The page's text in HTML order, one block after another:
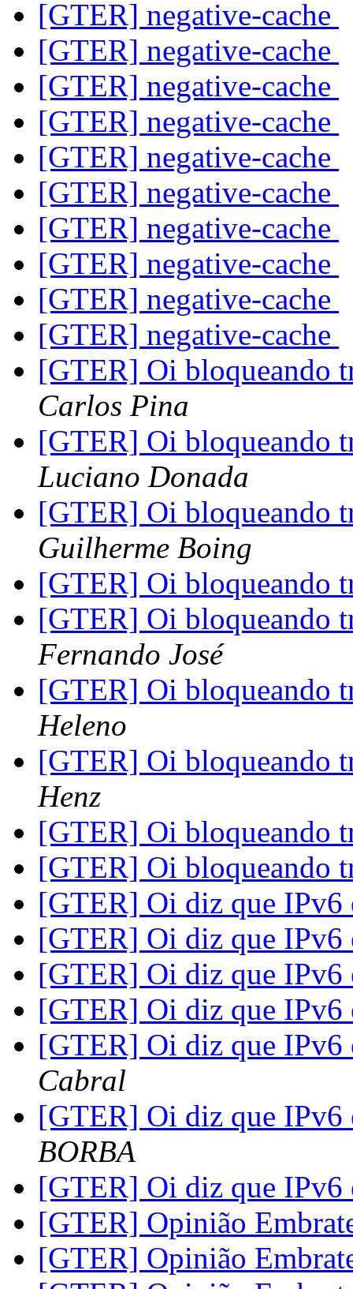
[GTER] negative-cache
[GTER] negative-cache
[GTER] negative-cache
[GTER] negative-cache
[GTER] negative-cache
[GTER] negative-cache
[GTER] negative-cache
[GTER] negative-cache
[GTER] negative-cache
[GTER] negative-cache
[GTER] Oi bloqueando
Carlos Pina
[GTER] Oi bloqueando
Luciano Donada
[GTER] Oi bloqueando
Guilherme Boing
[GTER] Oi bloqueando
[GTER] Oi bloqueando
Fernando José
[GTER] Oi bloqueando
Heleno
[GTER] Oi bloqueando
Henz
[GTER] Oi bloqueando
[GTER] Oi bloqueando
[GTER] Oi diz que IPv6
[GTER] Oi diz que IPv6
[GTER] Oi diz que IPv6
[GTER] Oi diz que IPv6
[GTER] Oi diz que IPv6
Cabral
[GTER] Oi diz que IPv6
BORBA
[GTER] Oi diz que IPv6
[GTER] Opinião
[GTER] Opinião